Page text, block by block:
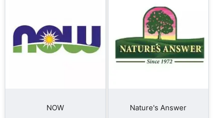
NOW Nature's Answer